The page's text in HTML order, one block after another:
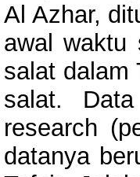
Al Azhar,
awal waktu
salat dalam
salat.
research
datanya